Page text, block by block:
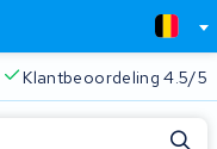
Klantbeoordeling 4.5/5
Sluiten